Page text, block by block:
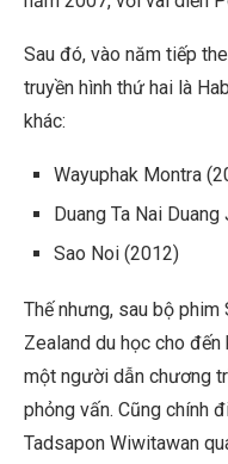
Sau đó, vào năm tiếp
truyền hình thứ hai là
khác:
Wayuphak Montra
Duang Ta Nai
Sao Noi (2012)
Thế nhưng, sau bộ
Zealand du học cho
một người dẫn chương
phỏng vấn. Cũng chính
Tadsapon Wiwitawan